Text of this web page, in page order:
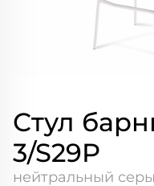
Стул
3/S29P
нейтральный